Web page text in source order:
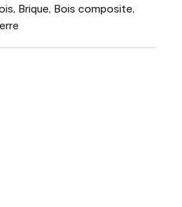
Brique, Bois composite,